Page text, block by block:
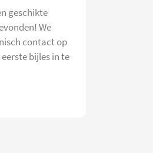
geschikte
We
contact op
bijles in te